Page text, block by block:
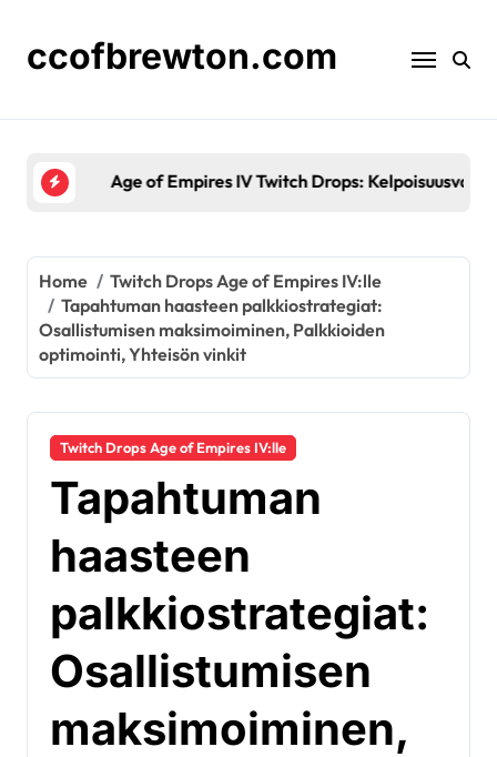
contentccofbrewton.com
Age of Empires IV Twitch Drops:
Home
Twitch Drops Age of Empires IV:lle
Tapahtuman haasteen palkkiostrategiat:
Osallistumisen maksimoiminen, Palkkioiden
optimointi, Yhteisön vinkit
Twitch Drops Age of Empires IV:lle
Tapahtuman
haasteen
palkkiostrategiat:
Osallistumisen
maksimoiminen,